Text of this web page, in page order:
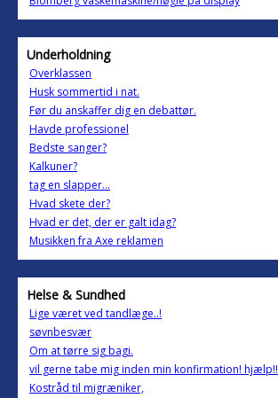
Underholdning
Overklassen
Husk sommertid i nat.
Før du anskaffer dig en debattør.
Havde professionel
Bedste sanger?
Kalkuner?
tag en slapper...
Hvad skete der?
Hvad er det, der er galt idag?
Musikken fra Axe reklamen
Helse & Sundhed
Lige været ved tandlæge..!
søvnbesvær
Om at tørre sig bagi.
vil gerne tabe mig inden min konfirmation! hjælp!!
Kostråd til migræniker,